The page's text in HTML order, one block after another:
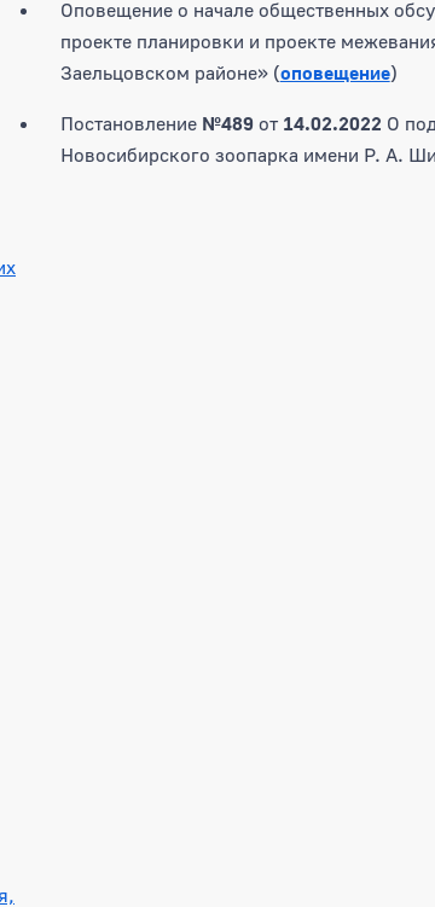
Оповещение о начале общественных
проекте планировки и проекте
Заельцовском районе» (оповещение)
Постановление №489от 14.02.2022 О
Новосибирского зоопарка имени Р. А.